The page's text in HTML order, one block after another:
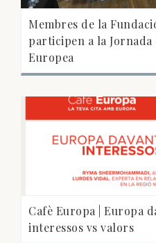
Membres de la
participen a la Jornada
Europea
Cafè Europa | Europa
interessos vs valors